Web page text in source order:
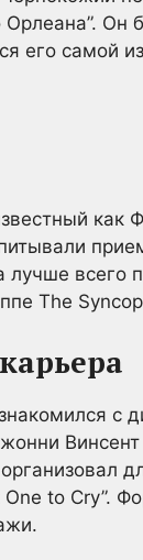
Орлеана”.
его самой
как
лучше всего
The
One to Cry”.